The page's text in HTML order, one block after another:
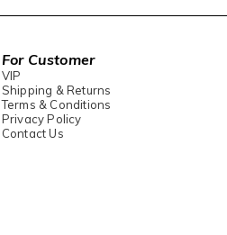
For Customer
VIP
Shipping & Returns
Terms & Conditions
Privacy Policy
Contact Us